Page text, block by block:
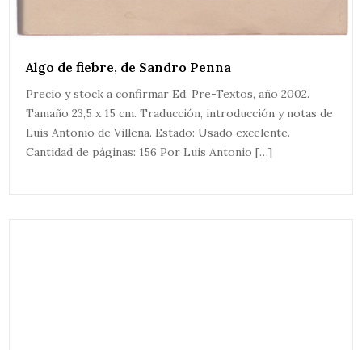
Algo de fiebre, de Sandro Penna
Precio y stock a confirmar Ed. Pre-Textos, año 2002.
Tamaño 23,5 x 15 cm. Traducción, introducción y notas de
Luis Antonio de Villena. Estado: Usado excelente.
Cantidad de páginas: 156 Por Luis Antonio […]